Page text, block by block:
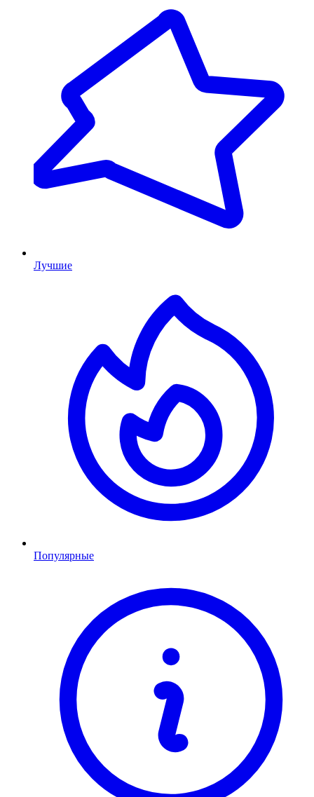
Лучшие
Популярные